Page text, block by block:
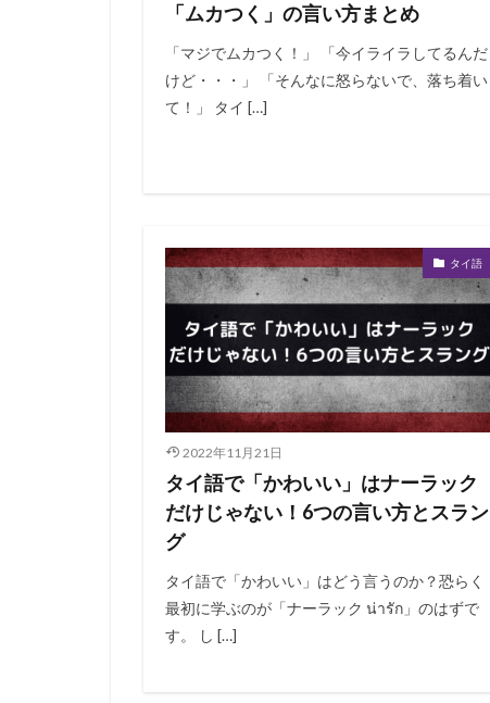
「ムカつく」の言い方まとめ
「マジでムカつく！」 「今イライラしてるんだ
けど・・・」 「そんなに怒らないで、落ち着い
て！」 タイ […]
タイ語
2022年11月21日
タイ語で「かわいい」はナーラック
だけじゃない！6つの言い方とスラン
グ
タイ語で「かわいい」はどう言うのか？恐らく
最初に学ぶのが「ナーラック น่ารัก」のはずで
す。 し […]